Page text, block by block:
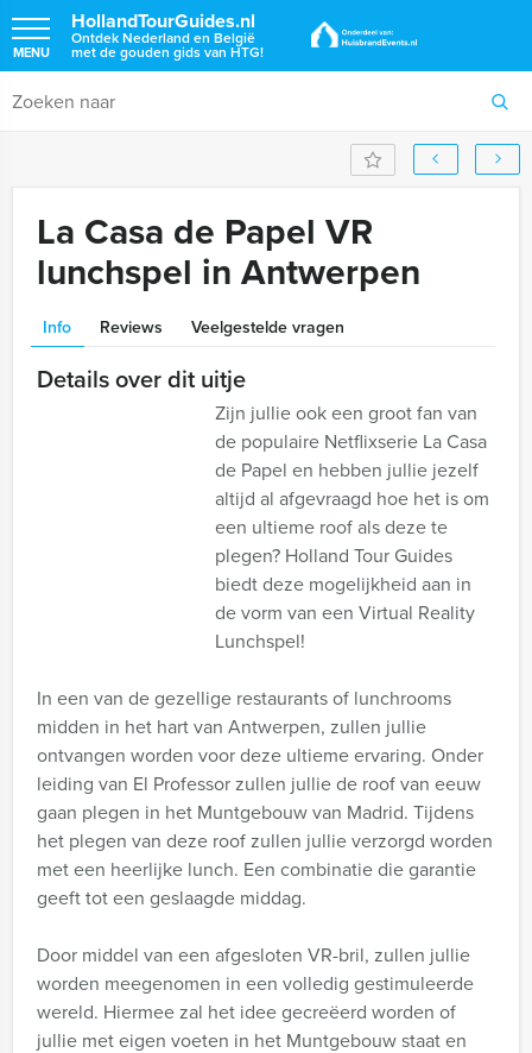
HollandTourGuides.nl
Ontdek Nederland en België
met de gouden gids van HTG!
MENU
La Casa de Papel VR
lunchspel in Antwerpen
Info Reviews Veelgestelde vragen
Details over dit uitje
Zijn jullie ook een groot fan van
de populaire Netflixserie La Casa
de Papel en hebben jullie jezelf
altijd al afgevraagd hoe het is om
een ultieme roof als deze te
plegen? Holland Tour Guides
biedt deze mogelijkheid aan in
de vorm van een Virtual Reality
Lunchspel!
In een van de gezellige restaurants of lunchrooms
midden in het hart van Antwerpen, zullen jullie
ontvangen worden voor deze ultieme ervaring. Onder
leiding van El Professor zullen jullie de roof van eeuw
gaan plegen in het Muntgebouw van Madrid. Tijdens
het plegen van deze roof zullen jullie verzorgd worden
met een heerlijke lunch. Een combinatie die garantie
geeft tot een geslaagde middag.
Door middel van een afgesloten VR-bril, zullen jullie
worden meegenomen in een volledig gestimuleerde
wereld. Hiermee zal het idee gecreëerd worden of
jullie met eigen voeten in het Muntgebouw staat en